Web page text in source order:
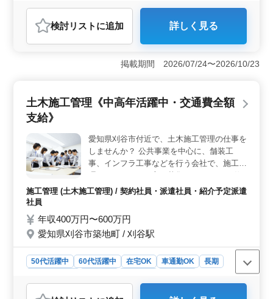
会計事務所
おすすめポイント
＜働きやすさ＞ 在宅ワークが可能で、駅近くの便利な
立地です。週3〜5日のシフト制で、柔軟な働き方ができ
ます。ブランクがあっても歓迎されるため、安心して働
す。経験を活かしながらスキルを磨くことができる環境
です。 ＜待遇＞ 時給は高水準で、昇給制度があり
場です。
検討リスト に追加 詳しく見る
掲載期間 2026/07/24〜2026/10/23
土木施工管理《中高年活躍中・交通費全額
支給》
愛知県刈谷市付近で、土木施工管理の仕事を
しませんか？ 公共事業を中心に、舗装工
事、インフラ工事などを行う会社で、施工管
理をしてくださる方を募集しています。 仕
事内容は、官公庁の担当者との打ち合わせ、
す。 基本的には、ひとつの仕事を最初から
一貫した管理をお願いします。 仕事の7割が
2~3年にわたる大規模案件のため、 やりがい
を感じていただけると思います。 また、寝
泊り可能な宿舎があるため、毎日の通勤が非
常にラクです。 帰省手当は、1~2カ月に1回
ほど支給されますので、ご家族との時間を過
施工管理 (土木施工管理) / 契約社員・派遣社員・紹介予定派遣
社員
年収400万円〜600万円
愛知県刈谷市築地町 / 刈谷駅
50代活躍中 60代活躍中 在宅OK 車通勤OK
長期